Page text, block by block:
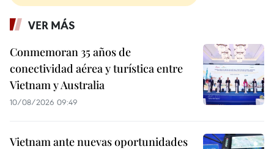
VER MÁS
Conmemoran 35 años de
conectividad aérea y turística entre
Vietnam y Australia
10/08/2026 09:49
Vietnam ante nuevas oportunidades